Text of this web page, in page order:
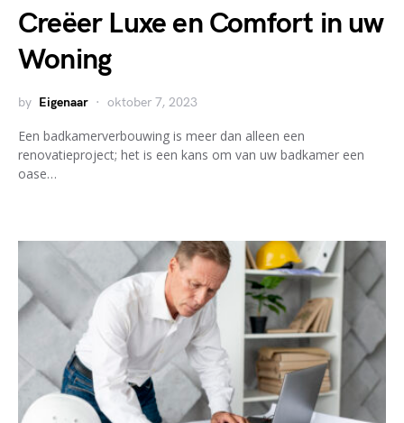
Creëer Luxe en Comfort in uw
Woning
by Eigenaar oktober 7, 2023
Een badkamerverbouwing is meer dan alleen een
renovatieproject; het is een kans om van uw badkamer een
oase…